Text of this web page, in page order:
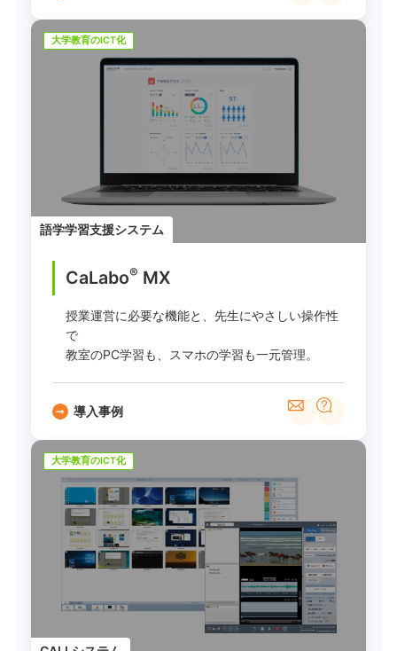
大学教育のICT化
語学学習支援システム
CaLabo® MX
授業運営に必要な機能と、先生にやさしい操作性
で
教室のPC学習も、スマホの学習も一元管理。
導入事例
大学教育のICT化